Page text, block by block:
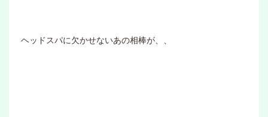
ヘッドスパに欠かせないあの相棒が、、